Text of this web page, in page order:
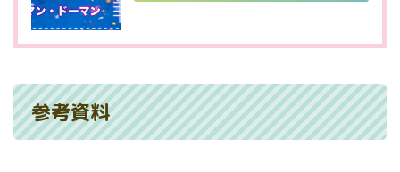
参考資料